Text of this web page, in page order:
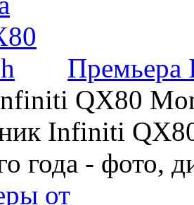
Премьера
QX80
Infiniti
года - фото,